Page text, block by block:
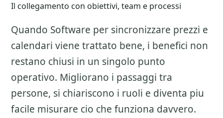
Il collegamento con obiettivi, team e processi
Quando Software per sincronizzare prezzi e
calendari viene trattato bene, i benefici non
restano chiusi in un singolo punto
operativo. Migliorano i passaggi tra
persone, si chiariscono i ruoli e diventa piu
facile misurare cio che funziona davvero.